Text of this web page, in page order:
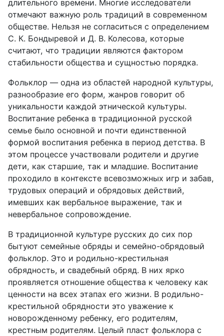
длительного времени. Многие исследователи
отмечают важную роль традиций в современном
обществе. Нельзя не согласиться с определением
С. К. Бондыревой и Д. В. Колесова, которые
считают, что традиции являются фактором
стабильности общества и сущностью порядка.
Фольклор — одна из областей народной культуры,
разнообразие его форм, жанров говорит об
уникальности каждой этнической культуры.
Воспитание ребенка в традиционной русской
семье было основной и почти единственной
формой воспитания ребенка в период детства. В
этом процессе участвовали родители и другие
дети, как старшие, так и младшие. Воспитание
проходило в контексте всевозможных игр и забав,
трудовых операций и обрядовых действий,
имевших как вербальное выражение, так и
невербальное сопровождение.
В традиционной культуре русских до сих пор
бытуют семейные обряды и семейно-обрядовый
фольклор. Это и родильно-крестильная
обрядность, и свадебный обряд. В них ярко
проявляется отношение общества к человеку как
ценности на всех этапах его жизни. В родильно-
крестильной обрядности это уважение к
новорожденному ребенку, его родителям,
крестным родителям. Целый пласт фольклора с